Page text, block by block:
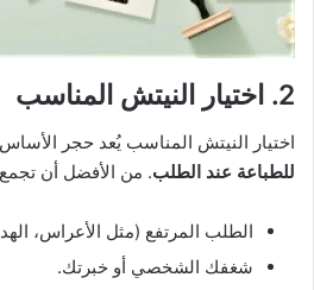
2. اختيار النيتش المناسب
اختيار النيتش المناسب يُعد حجر
للطباعة عند الطلب. من الأفضل أن
الطلب المرتفع (مثل الأعراس،
شغفك الشخصي أو خبرتك.